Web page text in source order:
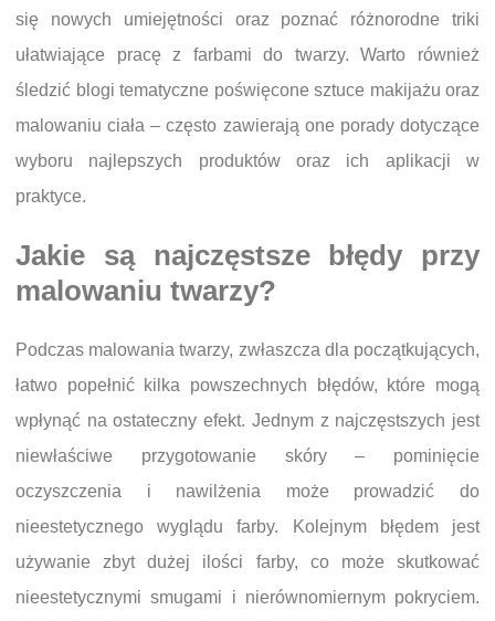
się nowych umiejętności oraz poznać różnorodne triki
ułatwiające pracę z farbami do twarzy. Warto również
śledzić blogi tematyczne poświęcone sztuce makijażu oraz
malowaniu ciała – często zawierają one porady dotyczące
wyboru najlepszych produktów oraz ich aplikacji w
praktyce.
Jakie są najczęstsze błędy przy
malowaniu twarzy?
Podczas malowania twarzy, zwłaszcza dla początkujących,
łatwo popełnić kilka powszechnych błędów, które mogą
wpłynąć na ostateczny efekt. Jednym z najczęstszych jest
niewłaściwe przygotowanie skóry – pominięcie
oczyszczenia i nawilżenia może prowadzić do
nieestetycznego wyglądu farby. Kolejnym błędem jest
używanie zbyt dużej ilości farby, co może skutkować
nieestetycznymi smugami i nierównomiernym pokryciem.